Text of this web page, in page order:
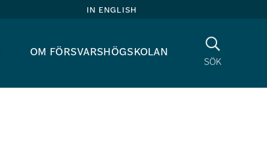
in english
om försvarshögskolan
sök
Sök